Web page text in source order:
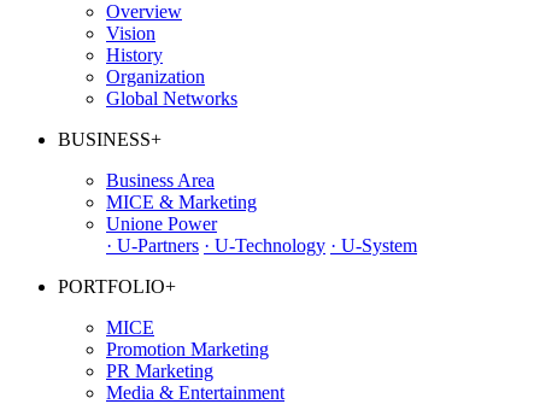
Overview
Vision
History
Organization
Global Networks
BUSINESS+
Business Area
MICE & Marketing
Unione Power
· U-Partners · U-Technology · U-System
PORTFOLIO+
MICE
Promotion Marketing
PR Marketing
Media & Entertainment